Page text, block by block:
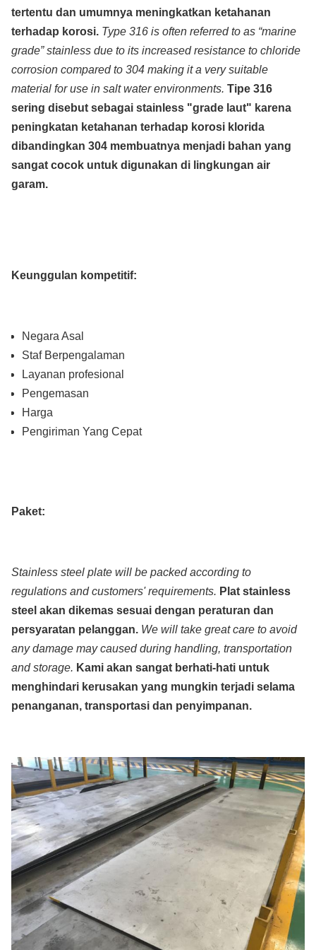
tertentu dan umumnya meningkatkan ketahanan
terhadap korosi. Type 316 is often referred to as “marine
grade” stainless due to its increased resistance to chloride
corrosion compared to 304 making it a very suitable
material for use in salt water environments. Tipe 316
sering disebut sebagai stainless "grade laut" karena
peningkatan ketahanan terhadap korosi klorida
dibandingkan 304 membuatnya menjadi bahan yang
sangat cocok untuk digunakan di lingkungan air
garam.
Keunggulan kompetitif:
Negara Asal
Staf Berpengalaman
Layanan profesional
Pengemasan
Harga
Pengiriman Yang Cepat
Paket:
Stainless steel plate will be packed according to
regulations and customers' requirements. Plat stainless
steel akan dikemas sesuai dengan peraturan dan
persyaratan pelanggan. We will take great care to avoid
any damage may caused during handling, transportation
and storage. Kami akan sangat berhati-hati untuk
menghindari kerusakan yang mungkin terjadi selama
penanganan, transportasi dan penyimpanan.